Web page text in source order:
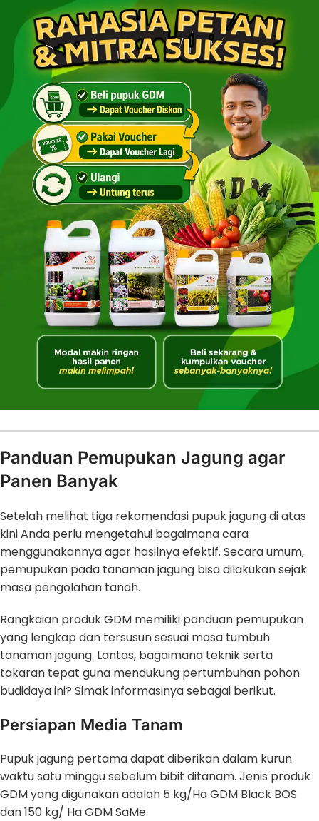
Panduan Pemupukan Jagung agar
Panen Banyak
Setelah melihat tiga rekomendasi pupuk jagung di atas
kini Anda perlu mengetahui bagaimana cara
menggunakannya agar hasilnya efektif. Secara umum,
pemupukan pada tanaman jagung bisa dilakukan sejak
masa pengolahan tanah.
Rangkaian produk GDM memiliki panduan pemupukan
yang lengkap dan tersusun sesuai masa tumbuh
tanaman jagung. Lantas, bagaimana teknik serta
takaran tepat guna mendukung pertumbuhan pohon
budidaya ini? Simak informasinya sebagai berikut.
Persiapan Media Tanam
Pupuk jagung pertama dapat diberikan dalam kurun
waktu satu minggu sebelum bibit ditanam. Jenis produk
GDM yang digunakan adalah 5 kg/Ha GDM Black BOS
dan 150 kg/ Ha GDM SaMe.